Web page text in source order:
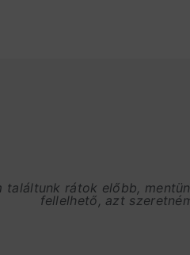
találtunk rátok előbb,
fellelhető, azt